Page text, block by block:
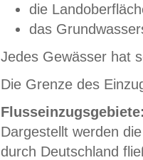
die
das
Jedes Gewässer hat
Die Grenze des
Dargestellt werden
durch Deutschland